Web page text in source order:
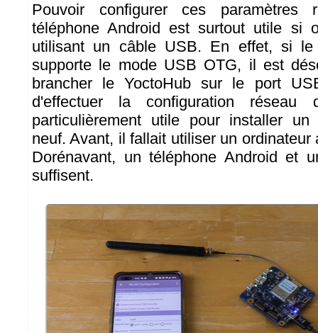
Pouvoir configurer ces paramètres
téléphone Android est surtout utile si
utilisant un câble USB. En effet, si le
supporte le mode USB OTG, il est
brancher le YoctoHub sur le port
d'effectuer la configuration réseau
particulièrement utile pour installer un
neuf. Avant, il fallait utiliser un ordinateur
Dorénavant, un téléphone Android et
suffisent.